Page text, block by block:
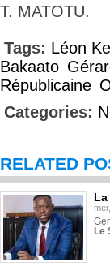
T. MATOTU.
Tags: Léon
Bakaato
Républicaine
Categories:
RELATED
Le